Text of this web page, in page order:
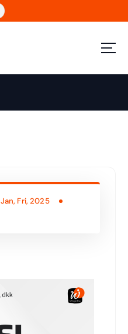
Jan, Fri, 2025